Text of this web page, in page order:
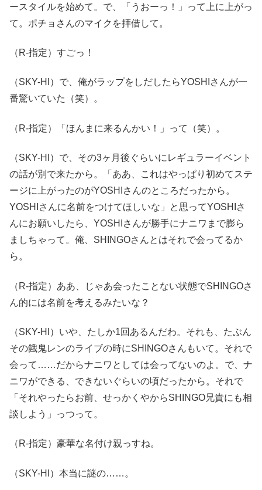
ースタイルを始めて。で、「うおーっ！」って上に上がっ
て。ポチョさんのマイクを拝借して。
（R-指定）すごっ！
（SKY-HI）で、俺がラップをしだしたらYOSHIさんが一
番驚いていた（笑）。
（R-指定）「ほんまに来るんかい！」って（笑）。
（SKY-HI）で、その3ヶ月後ぐらいにレギュラーイベント
の話が別で来たから。「ああ、これはやっぱり初めてステ
ージに上がったのがYOSHIさんのところだったから。
YOSHIさんに名前をつけてほしいな」と思ってYOSHIさ
んにお願いしたら、YOSHIさんが勝手にナニワまで膨ら
ましちゃって。俺、SHINGOさんとはそれで会ってるか
ら。
（R-指定）ああ、じゃあ会ったことない状態でSHINGOさ
ん的には名前を考えるみたいな？
（SKY-HI）いや、たしか1回あるんだわ。それも、たぶん
その餓鬼レンのライブの時にSHINGOさんもいて。それで
会って……だからナニワとしては会ってないのよ。で、ナ
ニワができる、できないぐらいの頃だったから。それで
「それやったらお前、せっかくやからSHINGO兄貴にも相
談しよう」っつって。
（R-指定）豪華な名付け親っすね。
（SKY-HI）本当に謎の……。